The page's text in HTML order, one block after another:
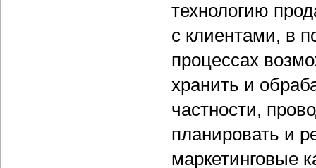
технологию
с клиентами, в
процессах
хранить и
частности,
планировать и
маркетинговые